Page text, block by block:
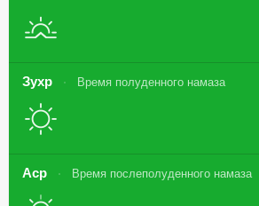
Зухр Время полуденного намаза
Аср Время послеполуденного намаза